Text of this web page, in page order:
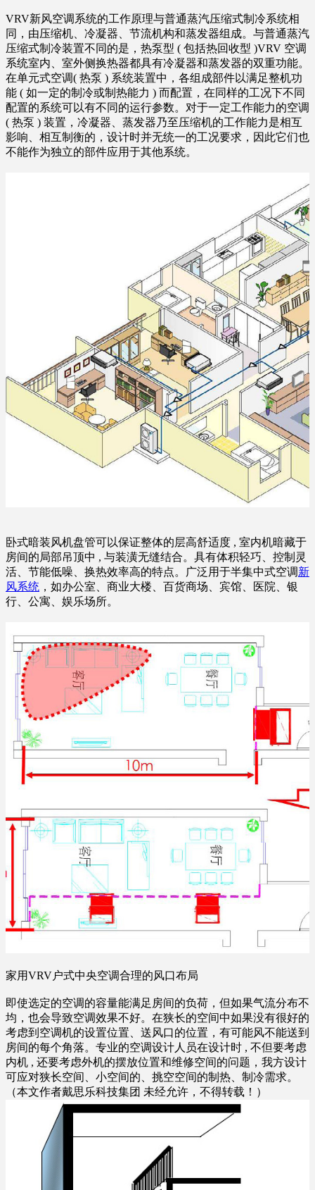
VRV新风空调系统的工作原理与普通蒸汽压缩式制冷系统相
同，由压缩机、冷凝器、节流机构和蒸发器组成。与普通蒸汽
压缩式制冷装置不同的是，热泵型 ( 包括热回收型 )VRV 空调
系统室内、室外侧换热器都具有冷凝器和蒸发器的双重功能。
在单元式空调( 热泵 ) 系统装置中，各组成部件以满足整机功
能 ( 如一定的制冷或制热能力 ) 而配置，在同样的工况下不同
配置的系统可以有不同的运行参数。对于一定工作能力的空调
( 热泵 ) 装置，冷凝器、蒸发器乃至压缩机的工作能力是相互
影响、相互制衡的，设计时并无统一的工况要求，因此它们也
不能作为独立的部件应用于其他系统。
卧式暗装风机盘管可以保证整体的层高舒适度 , 室内机暗藏于
房间的局部吊顶中 , 与装潢无缝结合。具有体积轻巧、控制灵
活、节能低噪、换热效率高的特点。广泛用于半集中式空调新
风系统 ，如办公室、商业大楼、百货商场、宾馆、医院、银
行、公寓、娱乐场所。
家用VRV户式中央空调合理的风口布局
即使选定的空调的容量能满足房间的负荷，但如果气流分布不
均，也会导致空调效果不好。在狭长的空间中如果没有很好的
考虑到空调机的设置位置、送风口的位置，有可能风不能送到
房间的每个角落。专业的空调设计人员在设计时 , 不但要考虑
内机 , 还要考虑外机的摆放位置和维修空间的问题，我方设计
可应对狭长空间、小空间的、挑空空间的制热、制冷需求。
（本文作者戴思乐科技集团 未经允许，不得转载！）